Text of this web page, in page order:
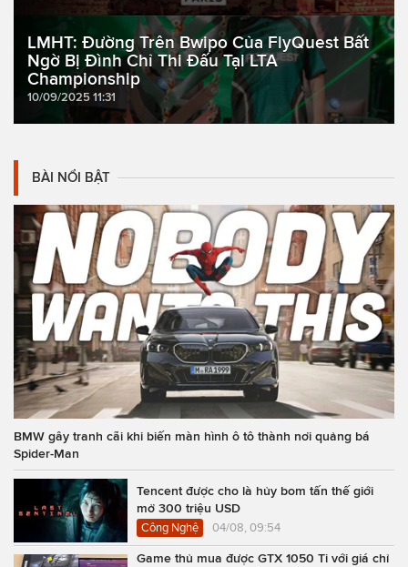
LMHT: Đường Trên Bwipo Của FlyQuest Bất
Ngờ Bị Đình Chỉ Thi Đấu Tại LTA
Championship
10/09/2025 11:31
BÀI NỔI BẬT
BMW gây tranh cãi khi biến màn hình ô tô thành nơi quảng bá
Spider-Man
Tencent được cho là hủy bom tấn thế giới
mở 300 triệu USD
Công Nghệ 04/08, 09:54
Game thủ mua được GTX 1050 Ti với giá chỉ